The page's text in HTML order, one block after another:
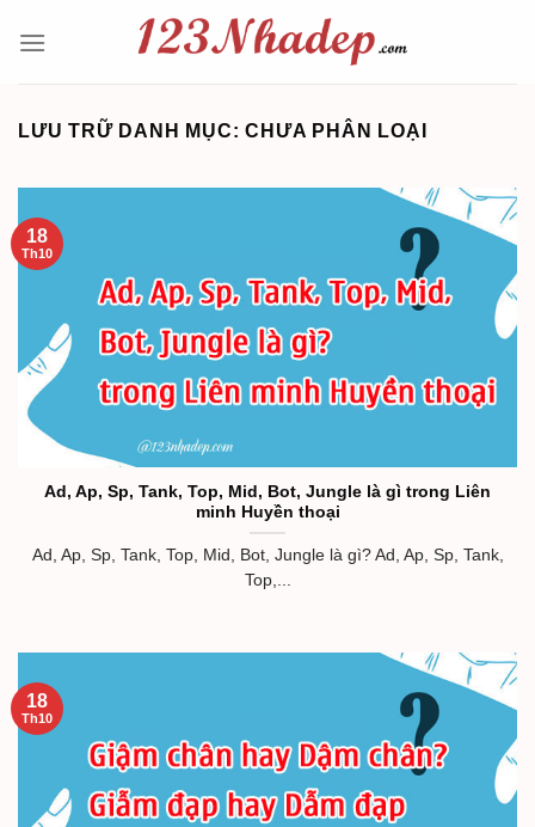
qua
LƯU TRỮ DANH MỤC:CHƯA PHÂN LOẠI
Ad, Ap, Sp, Tank, Top, Mid, Bot, Jungle là gì trong Liên
minh Huyền thoại
Ad, Ap, Sp, Tank, Top, Mid, Bot, Jungle là gì? Ad, Ap, Sp, Tank,
Top,...
18
Th10
18
Th10